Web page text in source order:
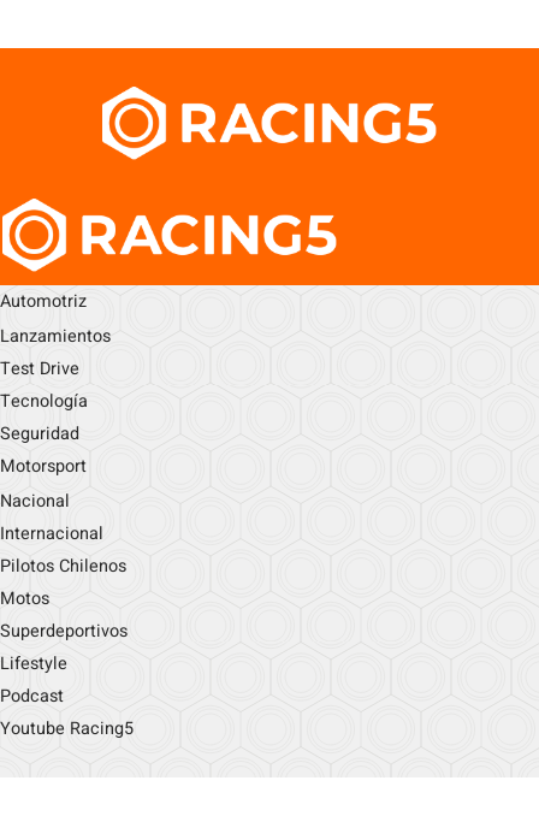
Automotriz
Lanzamientos
Test Drive
Tecnología
Seguridad
Motorsport
Nacional
Internacional
Pilotos Chilenos
Motos
Superdeportivos
Lifestyle
Podcast
Youtube Racing5